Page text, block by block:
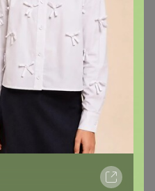
и окрашено в
будет приятным
или домашним
из ПЭТ (5 л) делает его
в различных
продуктов,
безопасности для